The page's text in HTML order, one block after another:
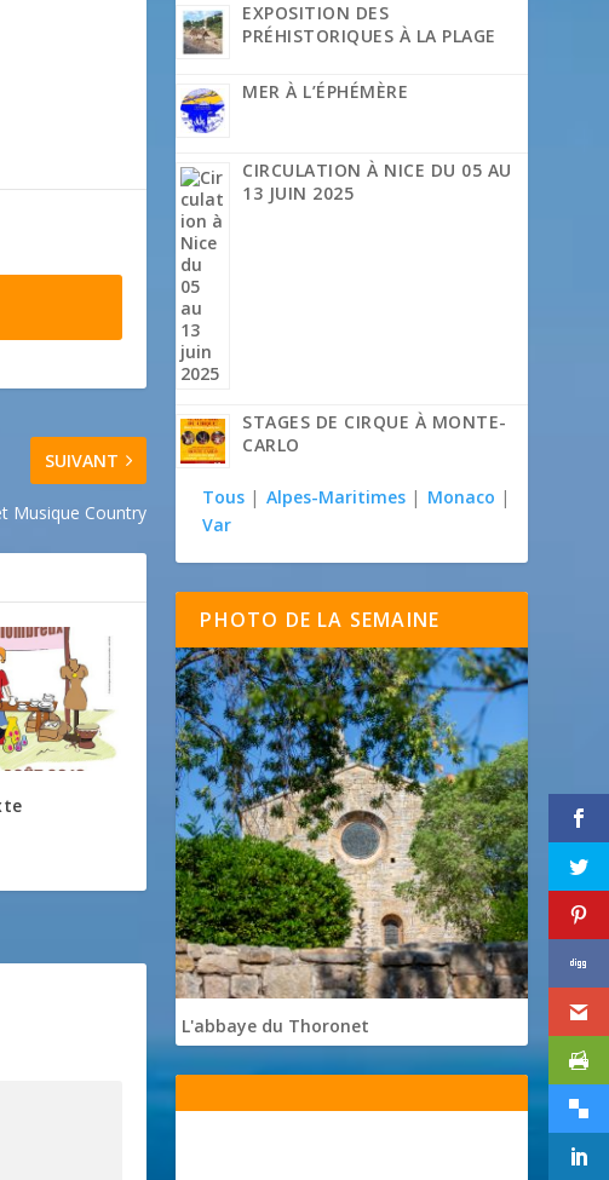
SUIVANT
Musique Country
EXPOSITION DES
PRÉHISTORIQUES À LA PLAGE
MER À L’ÉPHÉMÈRE
CIRCULATION À NICE DU 05 AU
13 JUIN 2025
STAGES DE CIRQUE À MONTE-
CARLO
Tous | Alpes-Maritimes | Monaco |
Var
PHOTO DE LA SEMAINE
L'abbaye du Thoronet